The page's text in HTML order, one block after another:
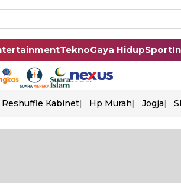
TeknoGaya HidupSport
Reshuffle Kabinet Hp Murah Jogja